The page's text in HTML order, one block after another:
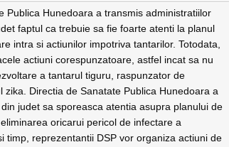
Publica Hunedoara a transmis administratiilor
faptul ca trebuie sa fie foarte atenti la planul
intra si actiunilor impotriva tantarilor. Totodata,
actiuni corespunzatoare, astfel incat sa nu
a tantarul tiguru, raspunzator de
zika. Directia de Sanatate Publica Hunedoara a
judet sa sporeasca atentia asupra planului de
oricarui pericol de infectare a
timp, reprezentantii DSP vor organiza actiuni de